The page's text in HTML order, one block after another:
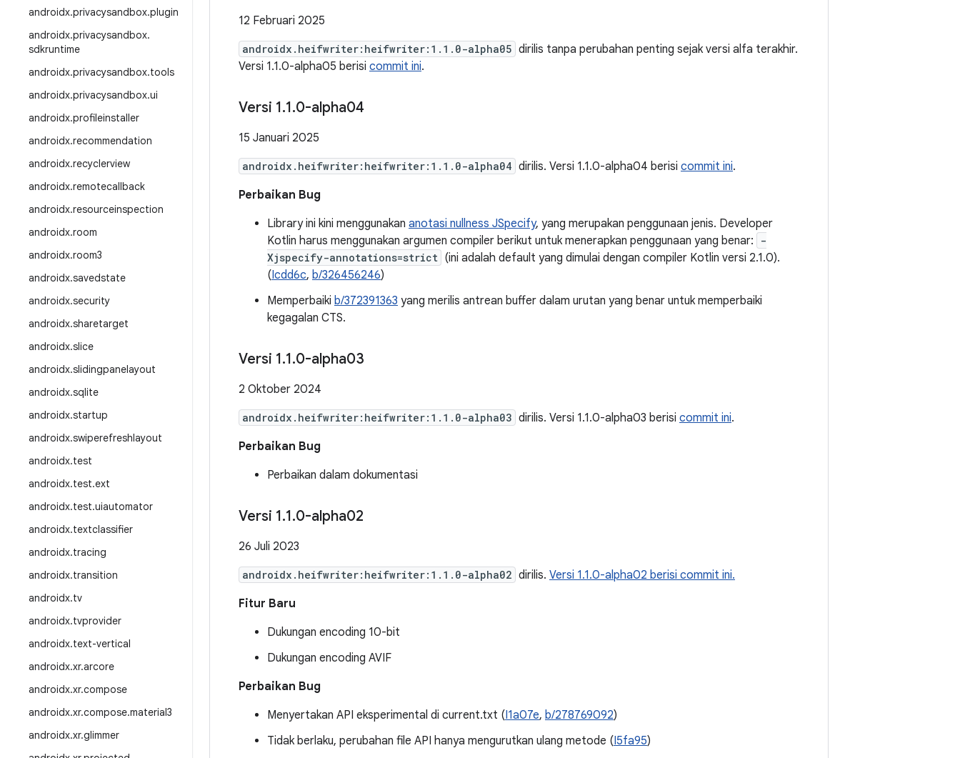
androidx.privacysandbox.plugin
androidx.privacysandbox.
sdkruntime
androidx.privacysandbox.tools
androidx.privacysandbox.ui
androidx.profileinstaller
androidx.recommendation
androidx.recyclerview
androidx.remotecallback
androidx.resourceinspection
androidx.room
androidx.room3
androidx.savedstate
androidx.security
androidx.sharetarget
androidx.slice
androidx.slidingpanelayout
androidx.sqlite
androidx.startup
androidx.swiperefreshlayout
androidx.test
androidx.test.ext
androidx.test.uiautomator
androidx.textclassifier
androidx.tracing
androidx.transition
androidx.tv
androidx.tvprovider
androidx.text-vertical
androidx.xr.arcore
androidx.xr.compose
androidx.xr.compose.material3
androidx.xr.glimmer
12 Februari 2025
androidx.heifwriter:heifwriter:1.1.0-alpha05 dirilis tanpa perubahan penting sejak versi alfa terakhir.
Versi 1.1.0-alpha05 berisi commit ini.
Versi 1.1.0-alpha04
15 Januari 2025
androidx.heifwriter:heifwriter:1.1.0-alpha04 dirilis. Versi 1.1.0-alpha04 berisi commit ini.
Perbaikan Bug
Library ini kini menggunakan anotasi nullness JSpecify, yang merupakan penggunaan jenis. Developer
Kotlin harus menggunakan argumen compiler berikut untuk menerapkan penggunaan yang benar:
-
Xjspecify-annotations=strict (ini adalah default yang dimulai dengan compiler Kotlin versi 2.1.0).
(Icdd6c, b/326456246)
Memperbaiki b/372391363 yang merilis antrean buffer dalam urutan yang benar untuk memperbaiki
kegagalan CTS.
Versi 1.1.0-alpha03
2 Oktober 2024
androidx.heifwriter:heifwriter:1.1.0-alpha03 dirilis. Versi 1.1.0-alpha03 berisi commit ini.
Perbaikan Bug
Perbaikan dalam dokumentasi
Versi 1.1.0-alpha02
26 Juli 2023
androidx.heifwriter:heifwriter:1.1.0-alpha02 dirilis. Versi 1.1.0-alpha02 berisi commit ini.
Fitur Baru
Dukungan encoding 10-bit
Dukungan encoding AVIF
Perbaikan Bug
Menyertakan API eksperimental di current.txt (I1a07e, b/278769092)
Tidak berlaku, perubahan file API hanya mengurutkan ulang metode (I5fa95)